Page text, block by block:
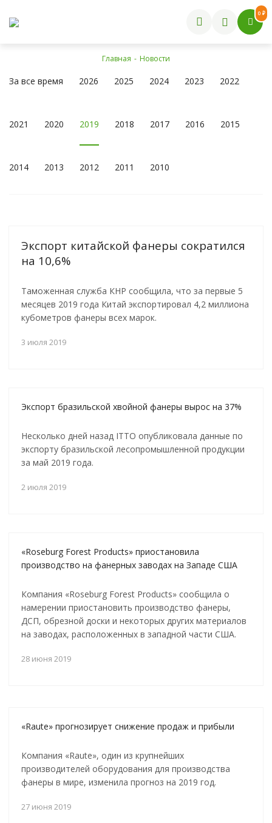
0 ₽
Главная - Новости
За все время 2026 2025 2024 2023 2022
2021 2020 2019 2018 2017 2016 2015
2014 2013 2012 2011 2010
Экспорт китайской фанеры сократился
на 10,6%
Таможенная служба КНР сообщила, что за первые 5
месяцев 2019 года Китай экспортировал 4,2 миллиона
кубометров фанеры всех марок.
3 июля 2019
Экспорт бразильской хвойной фанеры вырос на 37%
Несколько дней назад ITTO опубликовала данные по
экспорту бразильской лесопромышленной продукции
за май 2019 года.
2 июля 2019
«Roseburg Forest Products» приостановила
производство на фанерных заводах на Западе США
Компания «Roseburg Forest Products» сообщила о
намерении приостановить производство фанеры,
ДСП, обрезной доски и некоторых других материалов
на заводах, расположенных в западной части США.
28 июня 2019
«Raute» прогнозирует снижение продаж и прибыли
Компания «Raute», один из крупнейших
производителей оборудования для производства
фанеры в мире, изменила прогноз на 2019 год.
27 июня 2019